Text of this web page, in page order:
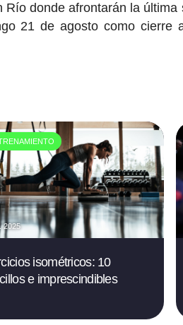
donde afrontarán la
21 de agosto como cierre
2025
isométricos: 10
e imprescindibles